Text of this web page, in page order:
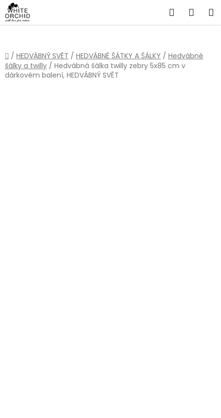
Přejít
na
obsah
Hledat
Domů
/ HEDVÁBNÝ SVĚT / HEDVÁBNÉ ŠÁTKY A ŠÁLKY / Hedvábné
šálky a twilly / Hedvábná šálka twilly zebry 5x85 cm v
dárkovém balení, HEDVÁBNÝ SVĚT